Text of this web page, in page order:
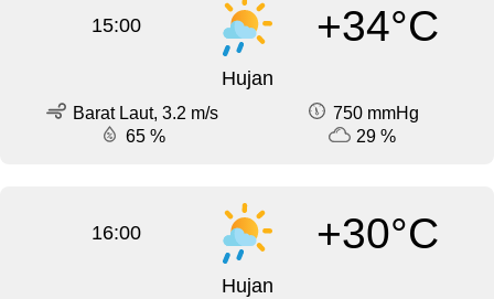
15:00 +34°C
Hujan
Barat Laut, 3.2 m/s
750 mmHg
65 %
29 %
16:00 +30°C
Hujan